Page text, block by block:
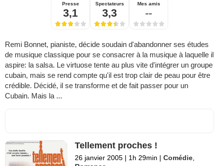
Presse
3,1
Spectateurs
3,3
Mes amis
--
Remi Bonnet, pianiste, décide soudain d'abandonner ses études
de musique classique pour se consacrer à la musique à laquelle il
aspire: la salsa. Le virtuose tente au plus vite d'intégrer un groupe
cubain, mais se rend compte qu'il est trop clair de peau pour être
crédible. Décidé, il se transforme et de fait passer pour un
Cubain. Mais la ...
Tellement proches !
26 janvier 2005 | 1h 29min | Comédie